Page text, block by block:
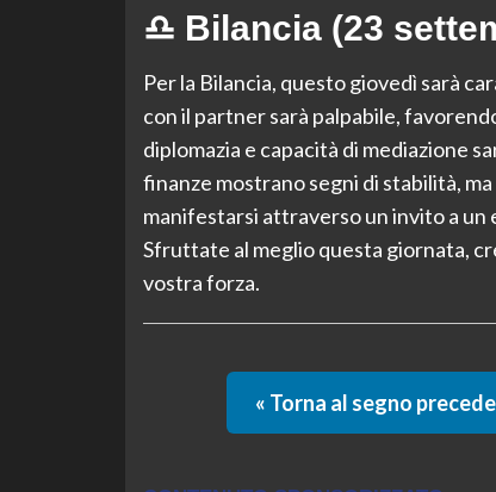
♎ Bilancia (23
Per la Bilancia, questo giovedì sarà
con il partner sarà palpabile,
diplomazia e capacità di mediazione
finanze mostrano segni di stabilità,
manifestarsi attraverso un invito a
Sfruttate al meglio questa giornata,
vostra forza.
« Torna al segno